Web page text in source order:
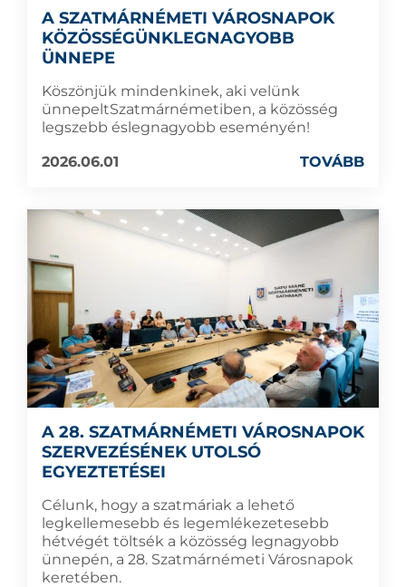
A SZATMÁRNÉMETI VÁROSNAPOK
KÖZÖSSÉGÜNKLEGNAGYOBB
ÜNNEPE
Köszönjük mindenkinek, aki velünk
ünnepeltSzatmárnémetiben, a közösség
legszebb éslegnagyobb eseményén!
2026.06.01
TOVÁBB
A 28. SZATMÁRNÉMETI VÁROSNAPOK
SZERVEZÉSÉNEK UTOLSÓ
EGYEZTETÉSEI
Célunk, hogy a szatmáriak a lehető
legkellemesebb és legemlékezetesebb
hétvégét töltsék a közösség legnagyobb
ünnepén, a 28. Szatmárnémeti Városnapok
keretében.